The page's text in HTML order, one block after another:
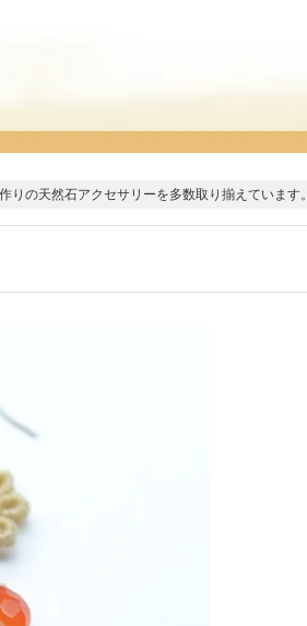
の天然石アクセサリーを多数取り揃えています。